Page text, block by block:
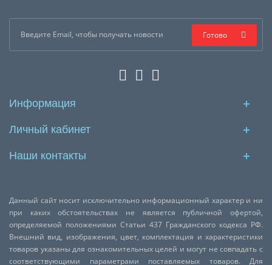
Готово
Информация
Личный кабинет
Наши контакты
Данный сайт носит исключительно информационный характер и ни
при каких обстоятельствах не является публичной офертой,
определяемой положениями Статьи 437 Гражданского кодекса РФ.
Внешний вид, изображения, цвет, комплектация и характеристики
товаров указаны для ознакомительных целей и могут не совпадать с
соответствующими параметрами поставляемых товаров. Для